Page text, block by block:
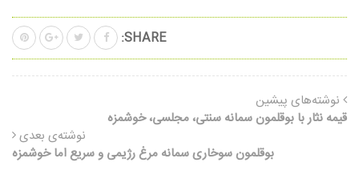
SHARE:
نوشته‌های پیشین
قیمه نثار با بوقلمون سمانه سنتی، مجلسی، خوشمزه
نوشته‌ی بعدی
بوقلمون سوخاری سمانه مرغ رژیمی و سریع اما خوشمزه